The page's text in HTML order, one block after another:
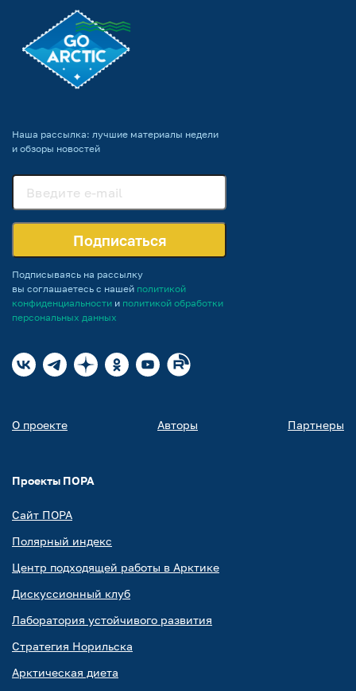
Наша рассылка: лучшие материалы недели
и обзоры новостей
Подписаться
Подписываясь на рассылку
вы соглашаетесь с нашей политикой
конфиденциальности и политикой обработки
персональных данных
О проекте Авторы Партнеры
Проекты ПОРА
Сайт ПОРА
Полярный индекс
Центр подходящей работы в Арктике
Дискуссионный клуб
Лаборатория устойчивого развития
Стратегия Норильска
Арктическая диета